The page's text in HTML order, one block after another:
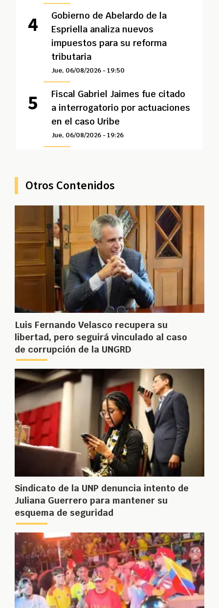
Gobierno de Abelardo de la
Espriella analiza nuevos
impuestos para su reforma
tributaria
Jue, 06/08/2026 - 19:50
Fiscal Gabriel Jaimes fue citado
a interrogatorio por actuaciones
en el caso Uribe
Jue, 06/08/2026 - 19:26
Otros Contenidos
Luis Fernando Velasco recupera su
libertad, pero seguirá vinculado al caso
de corrupción de la UNGRD
Sindicato de la UNP denuncia intento de
Juliana Guerrero para mantener su
esquema de seguridad